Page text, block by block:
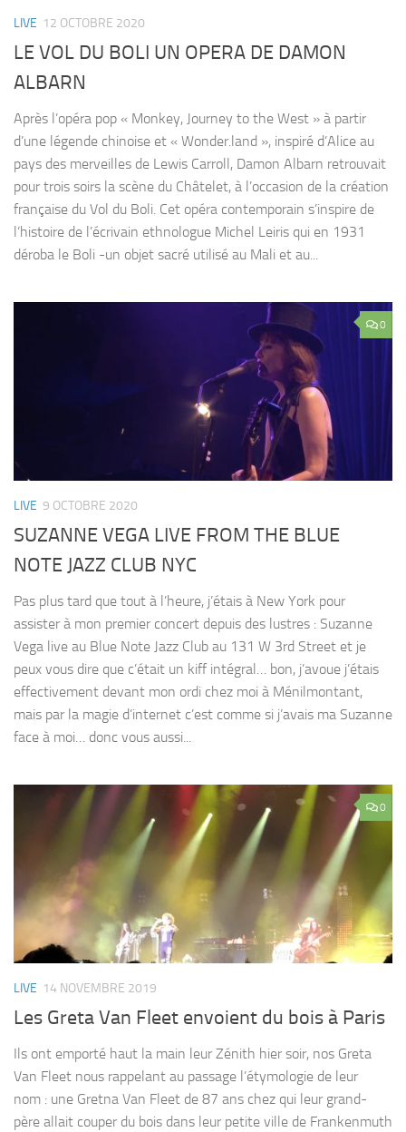
LIVE 12 OCTOBRE 2020
LE VOL DU BOLI UN OPERA DE DAMON
ALBARN
Après l’opéra pop « Monkey, Journey to the West » à partir
d’une légende chinoise et « Wonder.land », inspiré d’Alice au
pays des merveilles de Lewis Carroll, Damon Albarn retrouvait
pour trois soirs la scène du Châtelet, à l’occasion de la création
française du Vol du Boli. Cet opéra contemporain s’inspire de
l’histoire de l’écrivain ethnologue Michel Leiris qui en 1931
déroba le Boli -un objet sacré utilisé au Mali et au...
0
LIVE 9 OCTOBRE 2020
SUZANNE VEGA LIVE FROM THE BLUE
NOTE JAZZ CLUB NYC
Pas plus tard que tout à l’heure, j’étais à New York pour
assister à mon premier concert depuis des lustres : Suzanne
Vega live au Blue Note Jazz Club au 131 W 3rd Street et je
peux vous dire que c’était un kiff intégral… bon, j’avoue j’étais
effectivement devant mon ordi chez moi à Ménilmontant,
mais par la magie d’internet c’est comme si j’avais ma Suzanne
face à moi… donc vous aussi...
0
LIVE 14 NOVEMBRE 2019
Les Greta Van Fleet envoient du bois à Paris
Ils ont emporté haut la main leur Zénith hier soir, nos Greta
Van Fleet nous rappelant au passage l’étymologie de leur
nom : une Gretna Van Fleet de 87 ans chez qui leur grand-
père allait couper du bois dans leur petite ville de Frankenmuth